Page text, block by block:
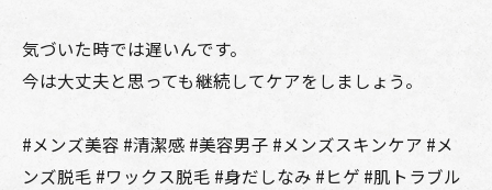
気づいた時では遅いんです。
今は大丈夫と思っても継続してケアをしましょう。
#メンズ美容 #清潔感 #美容男子 #メンズスキンケア #メ
ンズ脱毛 #ワックス脱毛 #身だしなみ #ヒゲ #肌トラブル